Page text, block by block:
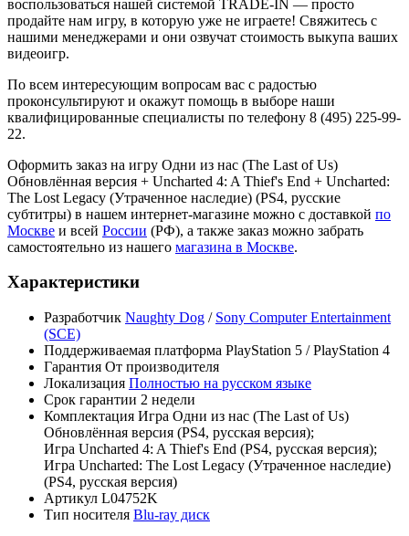
воспользоваться нашей системой TRADE-IN — просто
продайте нам игру, в которую уже не играете! Свяжитесь с
нашими менеджерами и они озвучат стоимость выкупа ваших
видеоигр.
По всем интересующим вопросам вас с радостью
проконсультируют и окажут помощь в выборе наши
квалифицированные специалисты по телефону 8 (495) 225-99-
22.
Оформить заказ на игру Одни из нас (The Last of Us)
Обновлённая версия + Uncharted 4: A Thief's End + Uncharted:
The Lost Legacy (Утраченное наследие) (PS4, русские
субтитры) в нашем интернет-магазине можно с доставкой по
Москве и всей России (РФ), а также заказ можно забрать
самостоятельно из нашего магазина в Москве.
Характеристики
Разработчик Naughty Dog / Sony Computer Entertainment
(SCE)
Поддерживаемая платформа PlayStation 5 / PlayStation 4
Гарантия От производителя
Локализация Полностью на русском языке
Срок гарантии 2 недели
Комплектация Игра Одни из нас (The Last of Us)
Обновлённая версия (PS4, русская версия);
Игра Uncharted 4: A Thief's End (PS4, русская версия);
Игра Uncharted: The Lost Legacy (Утраченное наследие)
(PS4, русская версия)
Артикул L04752K
Тип носителя Blu-ray диск